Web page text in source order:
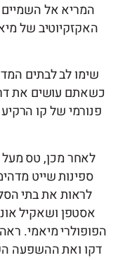
המריא אל
האקזקיוטיב של
שימו לב לבתים
כשאתם עושים את
לאחר מכן, טס מעל
ספינות שייט
לראות את בתי
אסטפן ושאקיל
הפופולרי מיאמי.
דקו ואת ההשפעה